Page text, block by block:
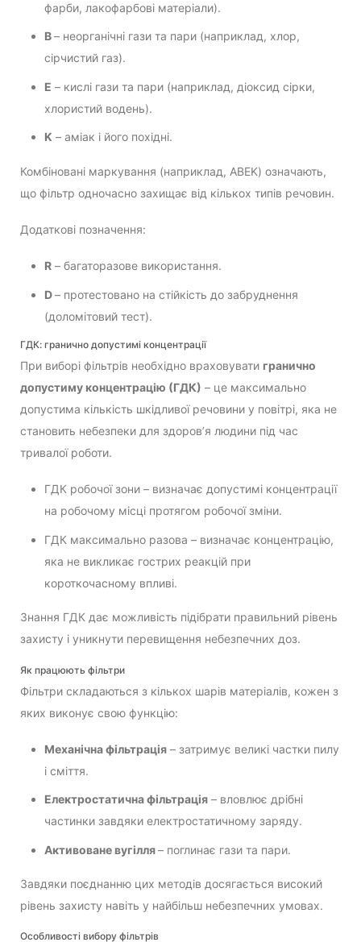
фарби, лакофарбові матеріали).
B– неорганічні гази та пари (наприклад, хлор,
сірчистий газ).
E – кислі гази та пари (наприклад, діоксид сірки,
хлористий водень).
K – аміак і його похідні.
Комбіновані маркування (наприклад, ABEK) означають,
що фільтр одночасно захищає від кількох типів речовин.
Додаткові позначення:
R – багаторазове використання.
D– протестовано на стійкість до забруднення
(доломітовий тест).
ГДК: гранично допустимі концентрації
При виборі фільтрів необхідно враховувати гранично
допустиму концентрацію (ГДК) – це максимально
допустима кількість шкідливої речовини у повітрі, яка не
становить небезпеки для здоров’я людини під час
тривалої роботи.
ГДК робочої зони – визначає допустимі концентрації
на робочому місці протягом робочої зміни.
ГДК максимально разова – визначає концентрацію,
яка не викликає гострих реакцій при
короткочасному впливі.
Знання ГДК дає можливість підібрати правильний рівень
захисту і уникнути перевищення небезпечних доз.
Як працюють фільтри
Фільтри складаються з кількох шарів матеріалів, кожен з
яких виконує свою функцію:
Механічна фільтрація – затримує великі частки пилу
і сміття.
Електростатична фільтрація – вловлює дрібні
частинки завдяки електростатичному заряду.
Активоване вугілля– поглинає гази та пари.
Завдяки поєднанню цих методів досягається високий
рівень захисту навіть у найбільш небезпечних умовах.
Особливості вибору фільтрів